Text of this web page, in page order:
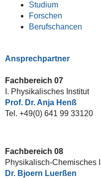
Studium
Forschen
Berufschancen
Ansprechpartner
Fachbereich 07
I. Physikalisches Institut
Prof. Dr. Anja Henß
Tel. +49(0) 641 99 33120
Fachbereich 08
Physikalisch-Chemisches
Dr. Bjoern Luerßen